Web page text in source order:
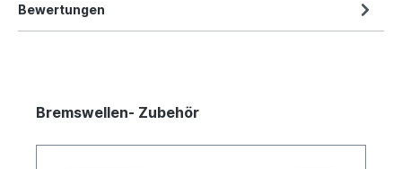
Bewertungen
Bremswellen- Zubehör